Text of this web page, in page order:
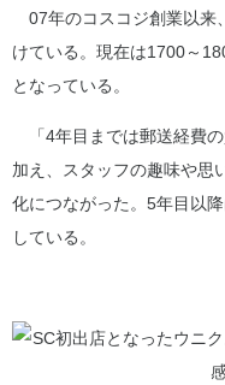
07年のコスコジ創業以来
けている。現在は1700～
となっている。
「4年目までは郵送経費
加え、スタッフの趣味や思
化につながった。5年目以
している。